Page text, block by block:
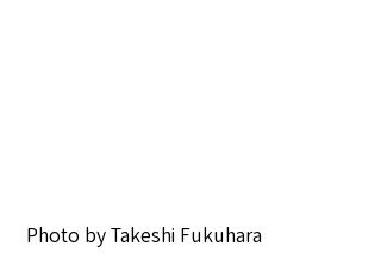
Photo by Takeshi Fukuhara